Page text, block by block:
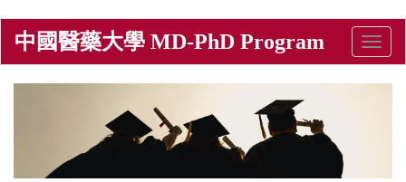
main
content
中國醫藥大學 MD-PhD Program
Toggle